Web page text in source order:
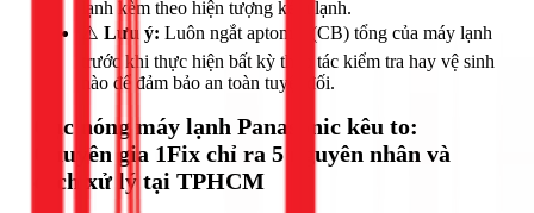
lạnh kèm theo hiện tượng kém lạnh.
⚠️ Lưu ý: Luôn ngắt aptomat (CB) tổng của máy lạnh
trước khi thực hiện bất kỳ thao tác kiểm tra hay vệ sinh
nào để đảm bảo an toàn tuyệt đối.
Cục nóng máy lạnh Panasonic kêu to:
Chuyên gia 1Fix chỉ ra 5 nguyên nhân và
cách xử lý tại TPHCM